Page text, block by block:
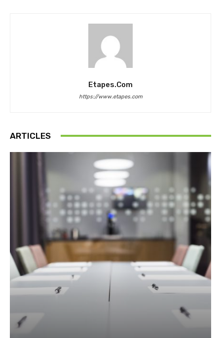
Etapes.com
https://www.etapes.com
ARTICLES